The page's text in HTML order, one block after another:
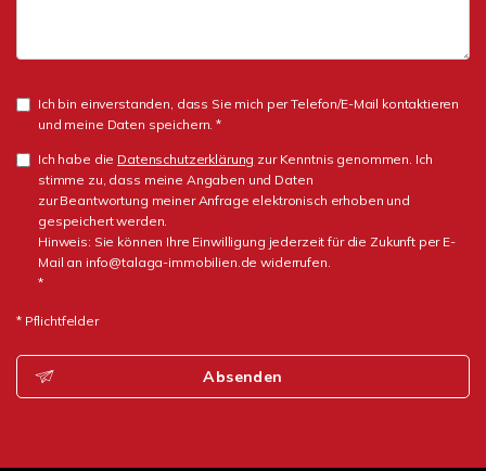
Ich bin einverstanden, dass Sie mich per Telefon/E-Mail kontaktieren
und meine Daten speichern. *
Ich habe die Datenschutzerklärung zur Kenntnis genommen. Ich
stimme zu, dass meine Angaben und Daten
zur Beantwortung meiner Anfrage elektronisch erhoben und
gespeichert werden.
Hinweis: Sie können Ihre Einwilligung jederzeit für die Zukunft per E-
Mail an info@talaga-immobilien.de widerrufen.
*
* Pflichtfelder
Absenden